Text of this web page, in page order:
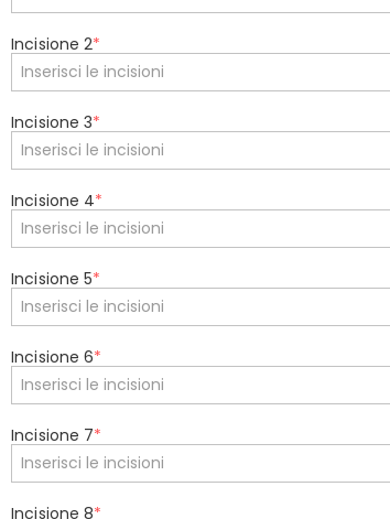
Incisione 2*
Incisione 3*
Incisione 4*
Incisione 5*
Incisione 6*
Incisione 7*
Incisione 8*